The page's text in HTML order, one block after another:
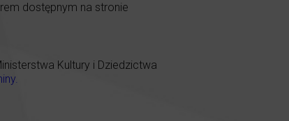
dostępnym na stronie
Kultury i Dziedzictwa
.